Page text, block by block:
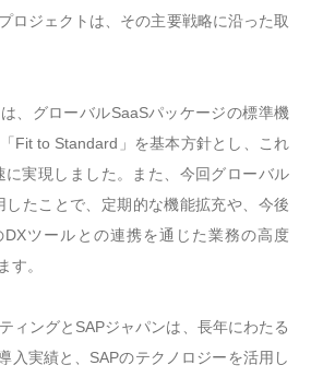
ロジェクトは、その主要戦略に沿った取
、グローバルSaaSパッケージの標準機
Fit to Standard」を基本方針とし、これ
に実現しました。また、今回グローバル
したことで、定期的な機能拡充や、今後
DXツールとの連携を通じた業務の高度
す。
ィングとSAPジャパンは、長年にわたる
入実績と、SAPのテクノロジーを活用し